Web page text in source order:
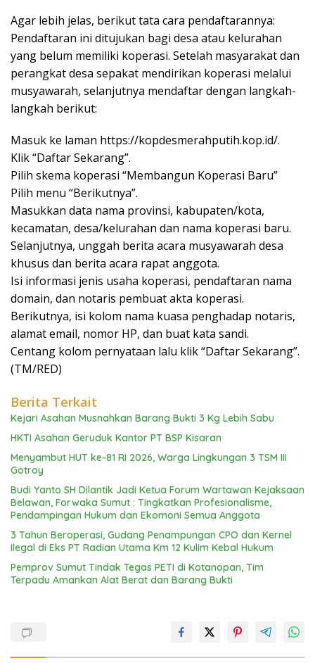
Agar lebih jelas, berikut tata cara pendaftarannya:
Pendaftaran ini ditujukan bagi desa atau kelurahan
yang belum memiliki koperasi. Setelah masyarakat dan
perangkat desa sepakat mendirikan koperasi melalui
musyawarah, selanjutnya mendaftar dengan langkah-
langkah berikut:
Masuk ke laman https://kopdesmerahputih.kop.id/.
Klik “Daftar Sekarang”.
Pilih skema koperasi “Membangun Koperasi Baru”
Pilih menu “Berikutnya”.
Masukkan data nama provinsi, kabupaten/kota,
kecamatan, desa/kelurahan dan nama koperasi baru.
Selanjutnya, unggah berita acara musyawarah desa
khusus dan berita acara rapat anggota.
Isi informasi jenis usaha koperasi, pendaftaran nama
domain, dan notaris pembuat akta koperasi.
Berikutnya, isi kolom nama kuasa penghadap notaris,
alamat email, nomor HP, dan buat kata sandi.
Centang kolom pernyataan lalu klik “Daftar Sekarang”.
(TM/RED)
Berita Terkait
Kejari Asahan Musnahkan Barang Bukti 3 Kg Lebih Sabu
HKTI Asahan Geruduk Kantor PT BSP Kisaran
Menyambut HUT ke-81 RI 2026, Warga Lingkungan 3 TSM III
Gotroy
Budi Yanto SH Dilantik Jadi Ketua Forum Wartawan Kejaksaan
Belawan, Forwaka Sumut : Tingkatkan Profesionalisme,
Pendampingan Hukum dan Ekomoni Semua Anggota
3 Tahun Beroperasi, Gudang Penampungan CPO dan Kernel
Ilegal di Eks PT Radian Utama Km 12 Kulim Kebal Hukum
Pemprov Sumut Tindak Tegas PETI di Kotanopan, Tim
Terpadu Amankan Alat Berat dan Barang Bukti